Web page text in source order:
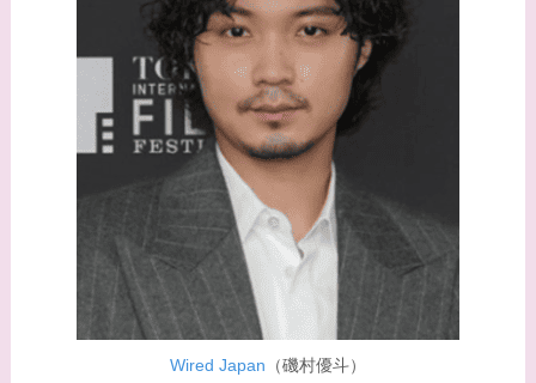
時代痩せていた？旦那
との馴れ初めは？
【画像】柴咲コウと似
てる女優３選！結婚し
て旦那がいる？北海道
のどこに住んでる？
【画像】中谷美紀と似
てる女優３選！旦那や
子供はいる？砂糖断ち
のきっかけ・効果は？
Wired Japan （磯村優斗）